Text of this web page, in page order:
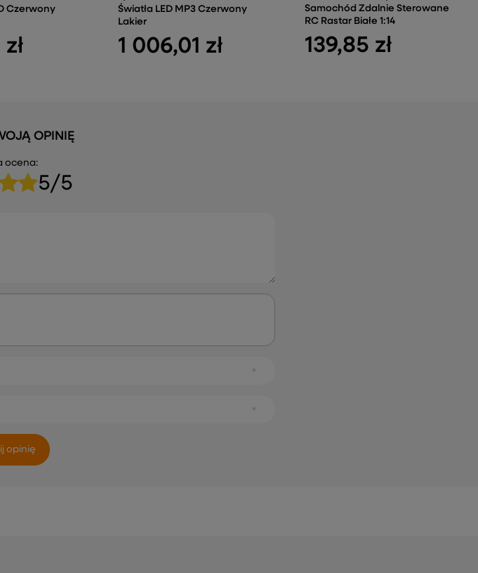
Czerwony
Światła LED MP3 Czerwony
Lakier
1 006,01 zł
Samochód Zdalnie Sterowane
RC Rastar Białe 1:14
139,85 zł
OPINIĘ
ocena:
5/5
opinię